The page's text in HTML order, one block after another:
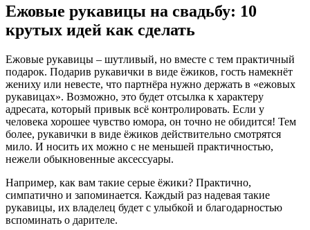
Ежовые рукавицы на свадьбу: 10
крутых идей как сделать
Ежовые рукавицы – шутливый, но вместе с тем практичный
подарок. Подарив рукавички в виде ёжиков, гость намекнёт
жениху или невесте, что партнёра нужно держать в «ежовых
рукавицах». Возможно, это будет отсылка к характеру
адресата, который привык всё контролировать. Если у
человека хорошее чувство юмора, он точно не обидится! Тем
более, рукавички в виде ёжиков действительно смотрятся
мило. И носить их можно с не меньшей практичностью,
нежели обыкновенные аксессуары.
Например, как вам такие серые ёжики? Практично,
симпатично и запоминается. Каждый раз надевая такие
рукавицы, их владелец будет с улыбкой и благодарностью
вспоминать о дарителе.